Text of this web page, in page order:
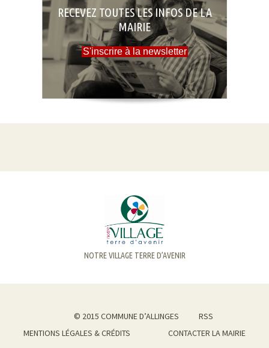
RECEVEZ TOUTES LES INFOS DE LA
MAIRIE
S'inscrire à la newsletter
NOTRE VILLAGE TERRE D’AVENIR
© 2015 COMMUNE D’ALLINGES
RSS
MENTIONS LÉGALES & CRÉDITS
CONTACTER LA MAIRIE